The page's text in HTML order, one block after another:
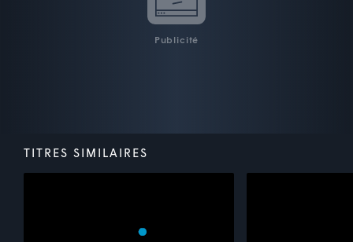
Publicité
TITRES SIMILAIRES